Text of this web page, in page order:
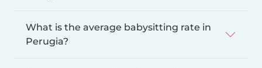
What is the average babysitting rate in
Perugia?